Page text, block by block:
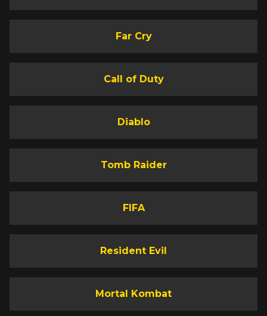
Far Cry
Call of Duty
Diablo
Tomb Raider
FIFA
Resident Evil
Mortal Kombat